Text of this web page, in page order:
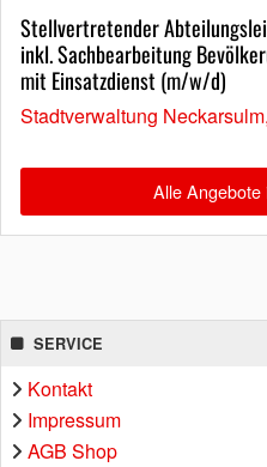
Stellvertretender
inkl. Sachbearbeitung
mit Einsatzdienst (m/w/d)
Stadtverwaltung
Alle Angebote
SERVICE
Kontakt
Impressum
AGB Shop